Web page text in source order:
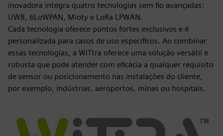
inovadora integra quatro tecnologias sem fio avançadas:
UWB, 6LoWPAN, Mioty e LoRa LPWAN.
Cada tecnologia oferece pontos fortes exclusivos e é
personalizada para casos de uso específicos. Ao combinar
essas tecnologias, a WiTtra oferece uma solução versátil e
robusta que pode atender com eficácia a qualquer requisito
de sensor ou posicionamento nas instalações do cliente,
por exemplo, indústrias, aeroportos, minas ou hospitais.